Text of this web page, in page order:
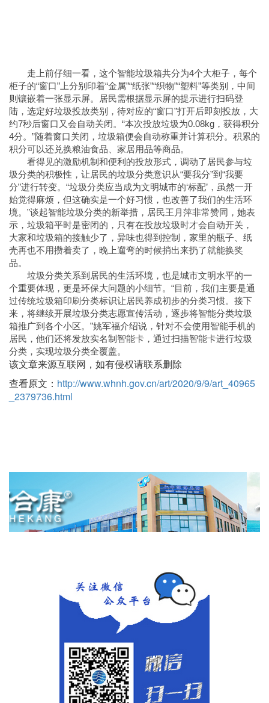
走上前仔细一看，这个智能垃圾箱共分为4个大柜子，每个
柜子的“窗口”上分别印着“金属”“纸张”“织物”“塑料”等类别，中间
则镶嵌着一张显示屏。居民需根据显示屏的提示进行扫码登
陆，选定好垃圾投放类别，待对应的“窗口”打开后即刻投放，大
约7秒后窗口又会自动关闭。“本次投放垃圾为0.08kg，获得积分
4分。”随着窗口关闭，垃圾箱便会自动称重并计算积分。积累的
积分可以还兑换粮油食品、家居用品等商品。
看得见的激励机制和便利的投放形式，调动了居民参与垃
圾分类的积极性，让居民的垃圾分类意识从“要我分”到“我要
分”进行转变。“垃圾分类应当成为文明城市的‘标配’，虽然一开
始觉得麻烦，但这确实是一个好习惯，也改善了我们的生活环
境。”谈起智能垃圾分类的新举措，居民王月萍非常赞同，她表
示，垃圾箱平时是密闭的，只有在投放垃圾时才会自动开关，
大家和垃圾箱的接触少了，异味也得到控制，家里的瓶子、纸
壳再也不用攒着卖了，晚上遛弯的时候捎出来扔了就能换奖
品。
垃圾分类关系到居民的生活环境，也是城市文明水平的一
个重要体现，更是环保大问题的小细节。“目前，我们主要是通
过传统垃圾箱印刷分类标识让居民养成初步的分类习惯。接下
来，将继续开展垃圾分类志愿宣传活动，逐步将智能分类垃圾
箱推广到各个小区。”姚军福介绍说，针对不会使用智能手机的
居民，他们还将发放实名制智能卡，通过扫描智能卡进行垃圾
分类，实现垃圾分类全覆盖。
该文章来源互联网，如有侵权请联系删除
查看原文： http://www.whnh.gov.cn/art/2020/9/9/art_40965
_2379736.html